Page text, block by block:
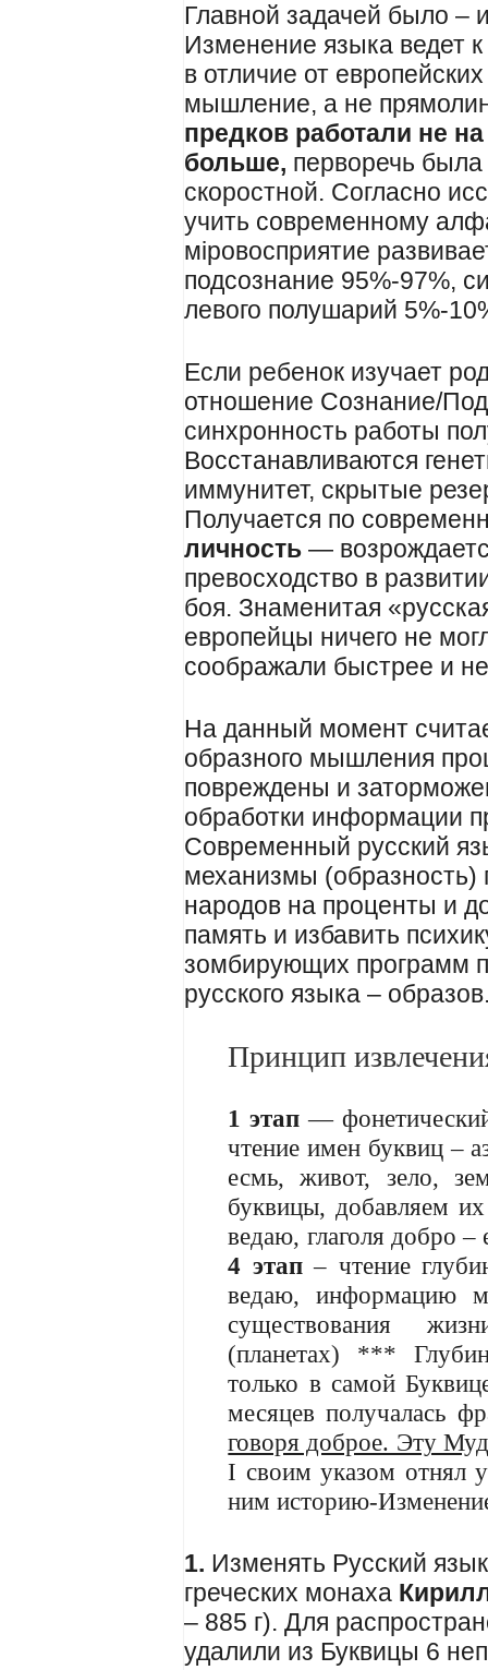
Главной задачей было –
Изменение языка ведет
в отличие от
мышление, а не
предков работали не
больше, перворечь
скоростной. Согласно
учить современному
мiровосприятие
подсознание 95%-97%,
левого полушарий 5%-
Если ребенок изучает
отношение Сознание/
синхронность работы
Восстанавливаются
иммунитет, скрытые
Получается по
личность —
превосходство в
боя. Знаменитая
европейцы ничего не
соображали быстрее и
На данный момент
образного мышления
повреждены и
обработки информации
Современный русский
механизмы (образность)
народов на проценты и
память и избавить
зомбирующих программ
русского языка –
Принцип
1 этап —
чтение имен буквиц –
есмь, живот, зело,
буквицы, добавляем
ведаю, глаголя добро –
4 этап– чтение
ведаю, информацию
существования
(планетах) ***
только в самой
месяцев получалась
говоря доброе. Эту
I своим указом отнял
ним историю-
1. Изменять Русский
греческих монаха
– 885 г). Для
удалили из Буквицы 6